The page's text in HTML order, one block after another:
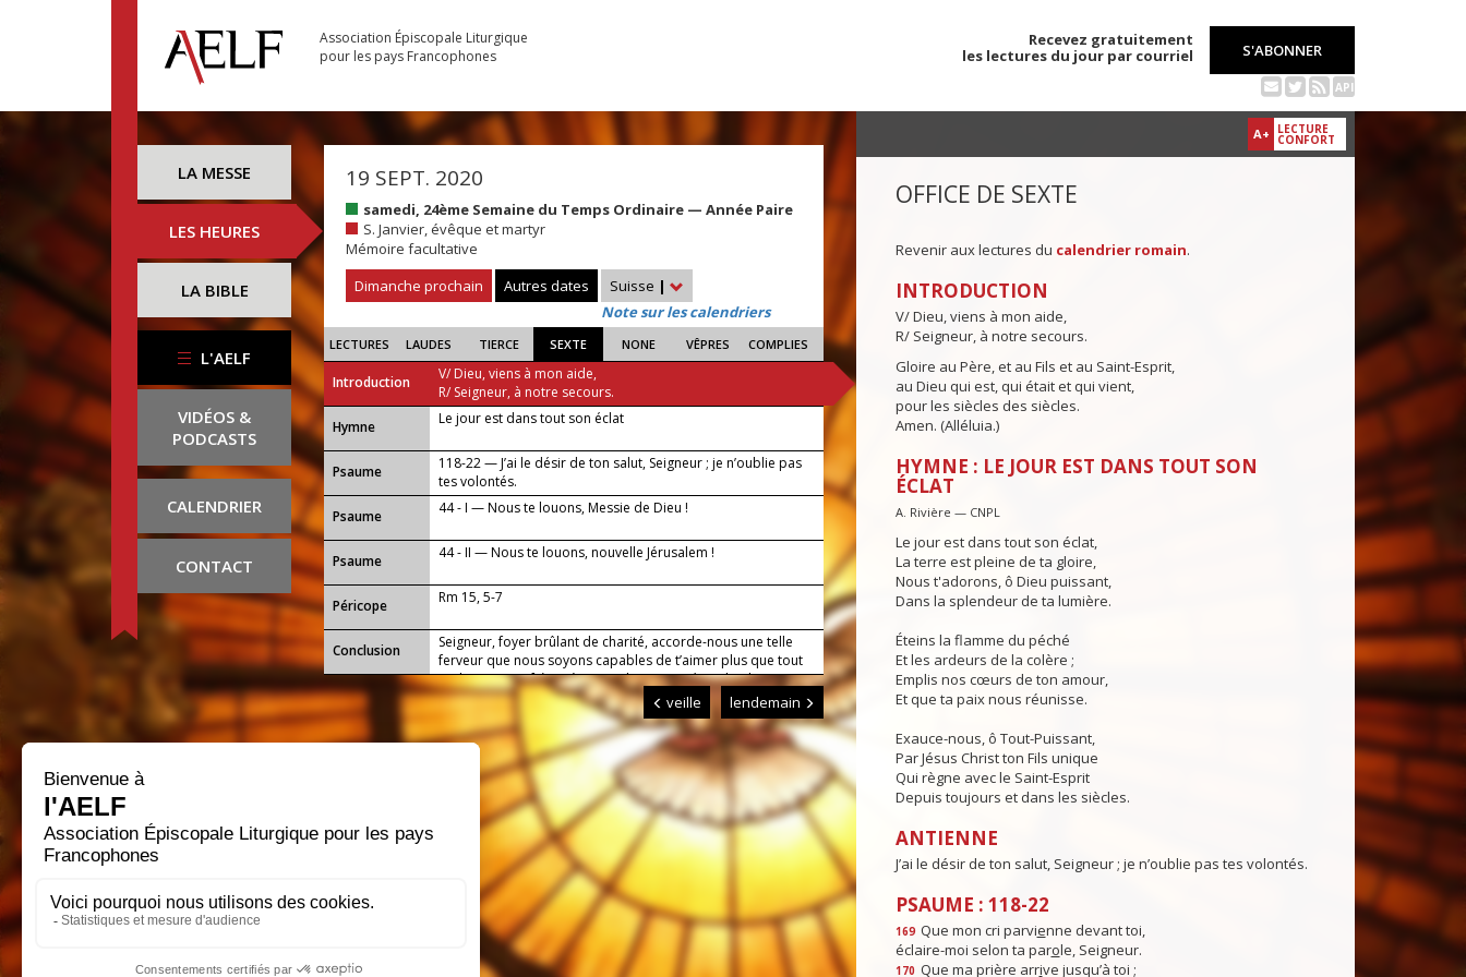
Association Épiscopale Liturgique
pour les pays Francophones
Recevez gratuitement
les lectures du jour par courriel
S'ABONNER
API
LA MESSE
LES HEURES
LA BIBLE
L'AELF
VIDÉOS &
PODCASTS
CALENDRIER
CONTACT
19 SEPT. 2020
samedi, 24ème Semaine du Temps Ordinaire — Année Paire
S. Janvier, évêque et martyr
Mémoire facultative
Dimanche prochain
Autres dates Suisse |
Note sur les calendriers
LECTURES LAUDES TIERCE SEXTE NONE VÊPRES COMPLIES
Introduction
V/ Dieu, viens à mon aide,
R/ Seigneur, à notre secours.
...
Hymne Le jour est dans tout son éclat
Psaume
118-22 — J’ai le désir de ton salut, Seigneur ; je n’oublie pas
tes volontés.
Psaume
44 - I — Nous te louons, Messie de Dieu !
Psaume 44 - II — Nous te louons, nouvelle Jérusalem !
Péricope Rm 15, 5-7
Conclusion
Seigneur, foyer brûlant de charité, accorde-nous une telle
ferveur que nous soyons capables de t’aimer plus que tout
et d’aimer nos frères à cause de toi. Par Jésus, le Christ,
notre Seigneur. Amen.
veille lendemain
A+ LECTURE
CONFORT
OFFICE DE SEXTE
Revenir aux lectures du calendrier romain.
INTRODUCTION
V/ Dieu, viens à mon aide,
R/ Seigneur, à notre secours.
Gloire au Père, et au Fils et au Saint-Esprit,
au Dieu qui est, qui était et qui vient,
pour les siècles des siècles.
Amen. (Alléluia.)
HYMNE : LE JOUR EST DANS TOUT SON
ÉCLAT
A. Rivière — CNPL
Le jour est dans tout son éclat,
La terre est pleine de ta gloire,
Nous t'adorons, ô Dieu puissant,
Dans la splendeur de ta lumière.
Éteins la flamme du péché
Et les ardeurs de la colère ;
Emplis nos cœurs de ton amour,
Et que ta paix nous réunisse.
Exauce-nous, ô Tout-Puissant,
Par Jésus Christ ton Fils unique
Qui règne avec le Saint-Esprit
Depuis toujours et dans les siècles.
ANTIENNE
J’ai le désir de ton salut, Seigneur ; je n’oublie pas tes volontés.
PSAUME : 118-22
169 Que mon cri parvienne devant toi,
éclaire-moi selon ta parole, Seigneur.
170 Que ma prière arrive jusqu’à toi ;